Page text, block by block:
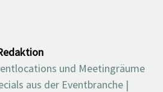
und Meetingräume
aus der Eventbranche |